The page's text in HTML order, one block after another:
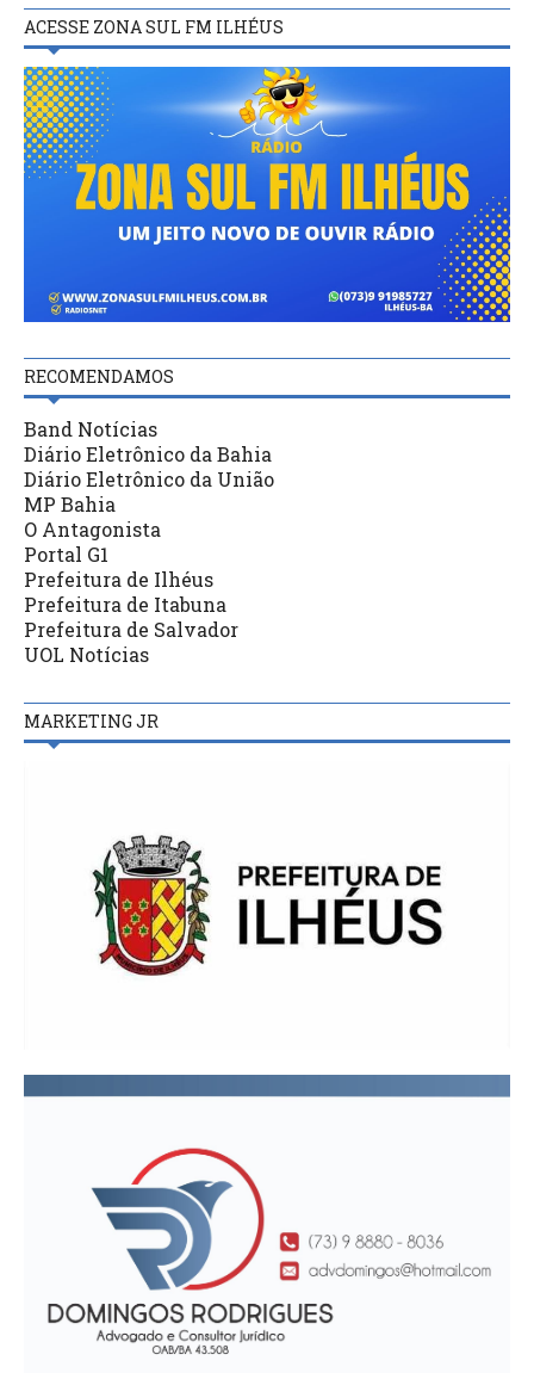
ACESSE ZONA SUL FM ILHÉUS
RECOMENDAMOS
Band Notícias
Diário Eletrônico da Bahia
Diário Eletrônico da União
MP Bahia
O Antagonista
Portal G1
Prefeitura de Ilhéus
Prefeitura de Itabuna
Prefeitura de Salvador
UOL Notícias
MARKETING JR